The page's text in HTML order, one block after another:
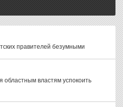
правителей безумными
областным властям успокоить